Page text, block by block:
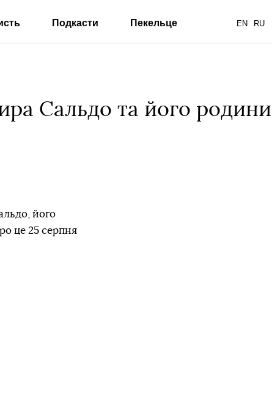
EN RU
Подкасти Пекельце
Сальдо та його родини
його
це 25 серпня